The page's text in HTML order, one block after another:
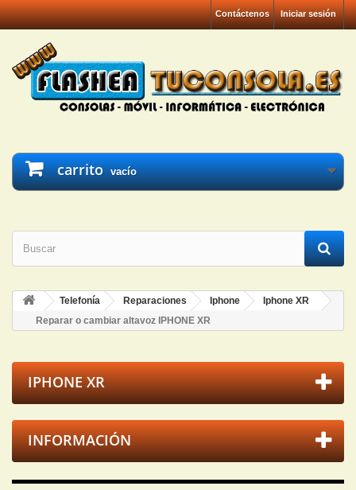
Iniciar sesión
Contáctenos
carrito vacío
Telefonía Reparaciones Iphone
Iphone XR
Reparar o cambiar altavoz IPHONE XR
IPHONE XR
INFORMACIÓN